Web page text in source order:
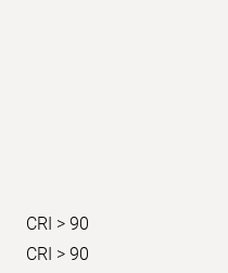
CRI > 90
CRI > 90